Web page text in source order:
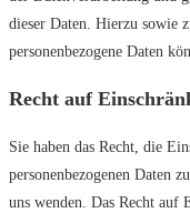
dieser Daten. Hierzu sowie
personenbezogene Daten
Recht auf
Sie haben das Recht, die
personenbezogenen Daten
uns wenden. Das Recht auf